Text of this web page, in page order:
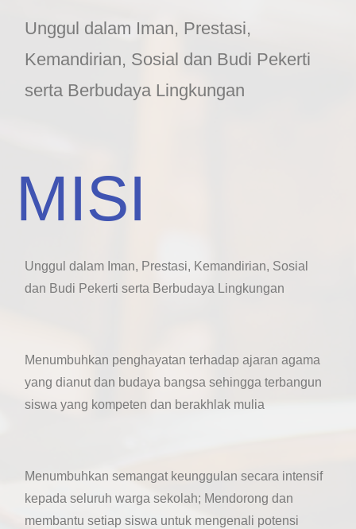
Unggul dalam Iman, Prestasi,
Kemandirian, Sosial dan Budi Pekerti
serta Berbudaya Lingkungan
MISI
Unggul dalam Iman, Prestasi, Kemandirian, Sosial
dan Budi Pekerti serta Berbudaya Lingkungan
Menumbuhkan penghayatan terhadap ajaran agama
yang dianut dan budaya bangsa sehingga terbangun
siswa yang kompeten dan berakhlak mulia
Menumbuhkan semangat keunggulan secara intensif
kepada seluruh warga sekolah; Mendorong dan
membantu setiap siswa untuk mengenali potensi